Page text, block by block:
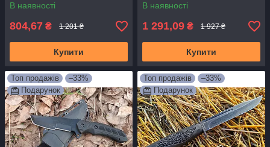
В наявності
804,67 ₴ 1 201 ₴
Купити
В наявності
1 291,09 ₴ 1 927 ₴
Купити
Топ продажів
–33%
Подарунок
Топ продажів
–33%
Подарунок